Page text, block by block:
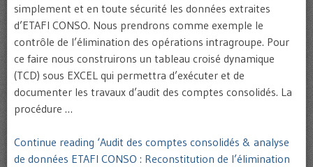
simplement et en toute sécurité les données extraites
d’ETAFI CONSO. Nous prendrons comme exemple le
contrôle de l’élimination des opérations intragroupe. Pour
ce faire nous construirons un tableau croisé dynamique
(TCD) sous EXCEL qui permettra d’exécuter et de
documenter les travaux d’audit des comptes consolidés. La
procédure …
Continue reading ‘Audit des comptes consolidés & analyse
de données ETAFI CONSO : Reconstitution de l’élimination